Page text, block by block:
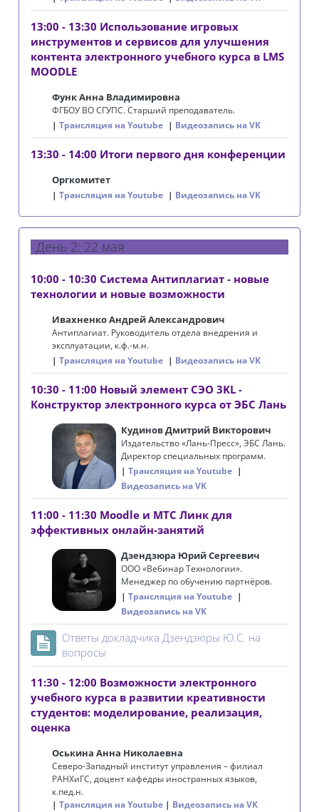
13:00 - 13:30 Использование игровых
инструментов и сервисов для улучшения
контента электронного учебного курса в LMS
MOODLE
Функ Анна Владимировна
ФГБОУ ВО СГУПС. Старший преподаватель.
Трансляция на Youtube
Видеозапись на VK
13:30 - 14:00 Итоги первого дня конференции
Оргкомитет
Трансляция на Youtube Видеозапись на VK
День 2: 22 мая
10:00 - 10:30 Система Антиплагиат - новые
технологии и новые возможности
Ивахненко Андрей Александрович
Антиплагиат. Руководитель отдела внедрения и
эксплуатации, к.ф.-м.н.
Трансляция на Youtube
Видеозапись на VK
10:30 - 11:00 Новый элемент СЭО 3KL -
Конструктор электронного курса от ЭБС Лань
Кудинов Дмитрий Викторович
Издательство «Лань-Пресс», ЭБС Лань.
Директор специальных программ.
Трансляция на Youtube
Видеозапись на VK
11:00 - 11:30 Moodle и МТС Линк для
эффективных онлайн-занятий
Дзендзюра Юрий Сергеевич
ООО «Вебинар Технологии».
Менеджер по обучению партнёров.
Трансляция на Youtube
Видеозапись на VK
Ответы докладчика Дзендзюры Ю.С. на
вопросы
11:30 - 12:00 Возможности электронного
учебного курса в развитии креативности
студентов: моделирование, реализация,
оценка
Оськина Анна Николаевна
Северо-Западный институт управления – филиал
РАНХиГС, доцент кафедры иностранных языков,
к.пед.н.
Трансляция на Youtube
Видеозапись на VK